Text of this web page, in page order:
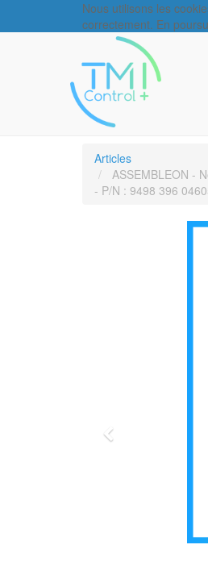
Nous utilisons les
correctement. En
Articles
ASSEMBLEON -
- P/N : 9498 396